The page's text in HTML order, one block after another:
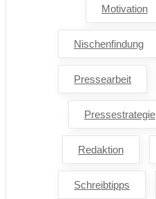
Motivation
Nischenfindung
Pressearbeit
Pressestrategie
Redaktion
Schreibtipps